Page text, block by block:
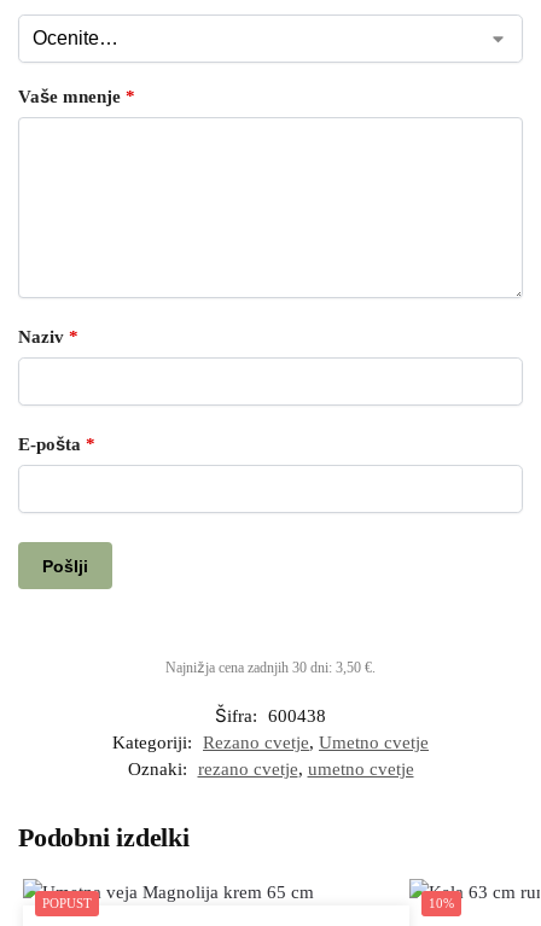
Vaše mnenje *
Naziv *
E-pošta *
Najnižja cena zadnjih 30 dni: 3,50 €.
Šifra:
600438
Kategoriji:
Rezano cvetje, Umetno cvetje
Oznaki:
rezano cvetje, umetno cvetje
Podobni izdelki
POPUST 10%